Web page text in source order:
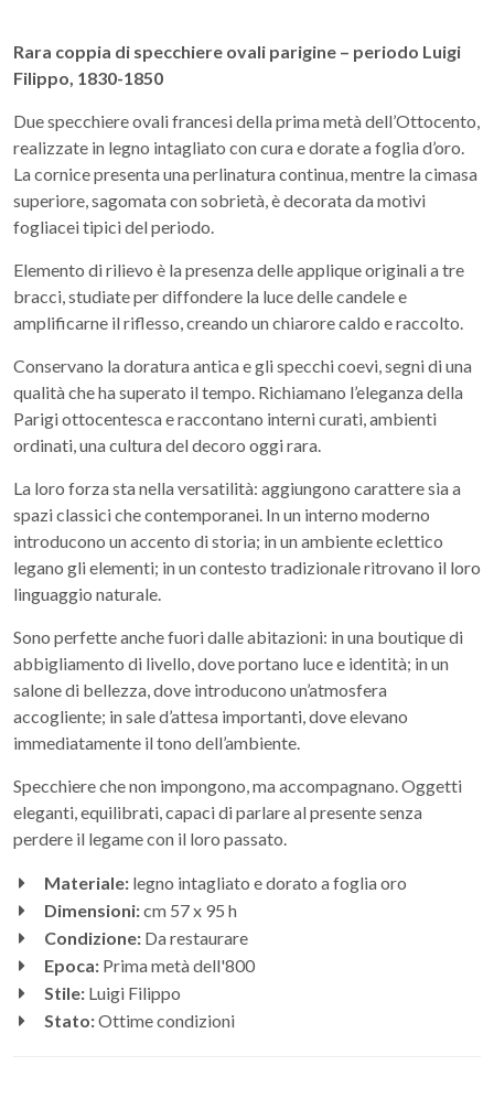
Rara coppia di specchiere ovali parigine – periodo Luigi
Filippo, 1830-1850
Due specchiere ovali francesi della prima metà dell’Ottocento,
realizzate in legno intagliato con cura e dorate a foglia d’oro.
La cornice presenta una perlinatura continua, mentre la cimasa
superiore, sagomata con sobrietà, è decorata da motivi
fogliacei tipici del periodo.
Elemento di rilievo è la presenza delle applique originali a tre
bracci, studiate per diffondere la luce delle candele e
amplificarne il riflesso, creando un chiarore caldo e raccolto.
Conservano la doratura antica e gli specchi coevi, segni di una
qualità che ha superato il tempo. Richiamano l’eleganza della
Parigi ottocentesca e raccontano interni curati, ambienti
ordinati, una cultura del decoro oggi rara.
La loro forza sta nella versatilità: aggiungono carattere sia a
spazi classici che contemporanei. In un interno moderno
introducono un accento di storia; in un ambiente eclettico
legano gli elementi; in un contesto tradizionale ritrovano il loro
linguaggio naturale.
Sono perfette anche fuori dalle abitazioni: in una boutique di
abbigliamento di livello, dove portano luce e identità; in un
salone di bellezza, dove introducono un’atmosfera
accogliente; in sale d’attesa importanti, dove elevano
immediatamente il tono dell’ambiente.
Specchiere che non impongono, ma accompagnano. Oggetti
eleganti, equilibrati, capaci di parlare al presente senza
perdere il legame con il loro passato.
Materiale: legno intagliato e dorato a foglia oro
Dimensioni:cm 57 x 95 h
Condizione: Da restaurare
Epoca: Prima metà dell'800
Stile: Luigi Filippo
Stato:Ottime condizioni